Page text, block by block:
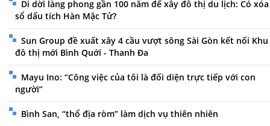
Di dời làng phong gần 100 năm để xây đô thị du lịch: Có xóa
sổ dấu tích Hàn Mặc Tử?
Sun Group đề xuất xây 4 cầu vượt sông Sài Gòn kết nối Khu
đô thị mới Bình Quới - Thanh Đa
Mayu Ino: “Công việc của tôi là đối diện trực tiếp với con
người”
Bình San, “thổ địa ròm” làm dịch vụ thiên nhiên